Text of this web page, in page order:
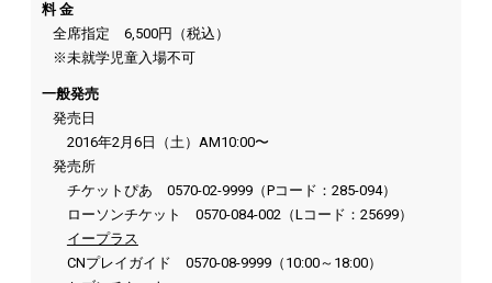
料 金
全席指定 6,500円（税込）
※未就学児童入場不可
一般発売
発売日
2016年2月6日（土）AM10:00〜
発売所
チケットぴあ 0570-02-9999（Pコード：285-094）
ローソンチケット 0570-084-002（Lコード：25699）
イープラス
CNプレイガイド 0570-08-9999（10:00～18:00）